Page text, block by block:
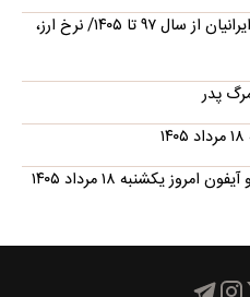
روایت آماری مسعود نیلی از زندگی ایرانیان از سال ۹۷ تا ۱۴۰۵/ نرخ ارز،
پدر
یکشنبه ۱۸ مرداد ۱۴۰۵